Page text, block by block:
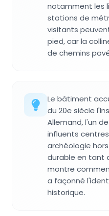
notamment les
stations de
visitants
pied, car la
de chemins
Le bâtiment
du 20e siècle
Allemand, l'un
influents
archéologie
durable en tant
montre
a façonné
historique.